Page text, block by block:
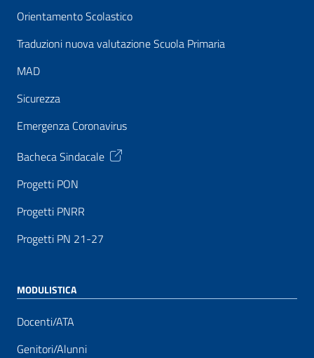
Orientamento Scolastico
Traduzioni nuova valutazione Scuola Primaria
MAD
Sicurezza
Emergenza Coronavirus
Bacheca Sindacale
Progetti PON
Progetti PNRR
Progetti PN 21-27
MODULISTICA
Docenti/ATA
Genitori/Alunni